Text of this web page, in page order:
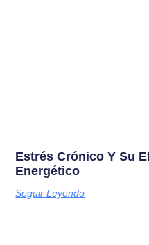
Estrés Crónico Y Su
Energético
Seguir Leyendo